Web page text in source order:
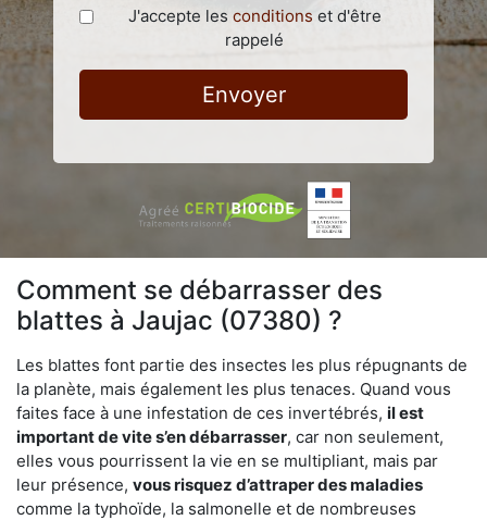
J'accepte les conditions et d'être
rappelé
Envoyer
Comment se débarrasser des
blattes à Jaujac (07380) ?
Les blattes font partie des insectes les plus répugnants de
la planète, mais également les plus tenaces. Quand vous
faites face à une infestation de ces invertébrés, il est
important de vite s’en débarrasser, car non seulement,
elles vous pourrissent la vie en se multipliant, mais par
leur présence, vous risquez d’attraper des maladies
comme la typhoïde, la salmonelle et de nombreuses